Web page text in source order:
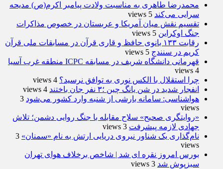
محمدرضا طاهری به مناسبت ولادت پیامبر اکرم(ص) مدیحه
سرایی می‌کند 5 views
تقسیم نقش میان آمریکا و عربستان در خصوص مذاکرات
جنگ اوکراین 5 views
رقابت ۱۳۳ بانوی حافظ و قاری قرآن در مسابقات ملی قرآن
کریم در سنندج 5 views
قهرمانی دانشگاه شریف در مسابقه ICPC منطقه غرب آسیا
4 views
چرا استقلال با الکس نوری به توافق نرسید؟ 4 views
انفجار شدید در شن یانگ چین ؛۳ نفر جان باختند
4 views
هواشناسی: سامانه بارشی از شنبه وارد کشور می‌شود 3
views
«روایتگری صحیح» سلاح مقابله با جنگ روایی دشمن؛ تلاش
جهادی لازمه پیشرفت 3 views
نام‌گذاری یک شناور نیروی دریایی ارتش به نام «سمنان» 3
views
بورس امروز نقره ای شد | شاخص برخلاف هوای تهران
سبزپوش شد 3 views